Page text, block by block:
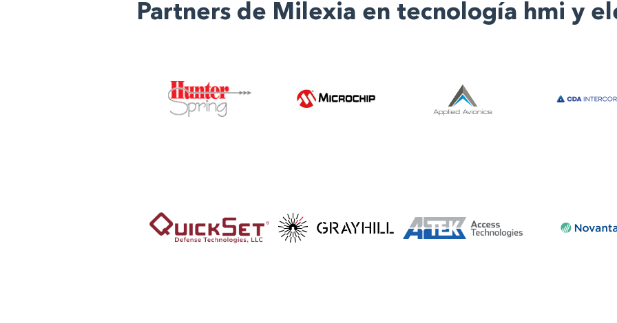
Partners de Milexia en tecnología hmi y